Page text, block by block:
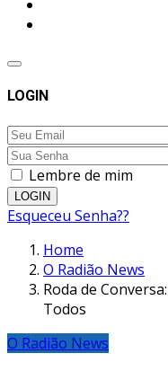
LOGIN
Lembre de mim
LOGIN
Esqueceu Senha??
Home
O Radião News
Roda de
Todos
O Radião News